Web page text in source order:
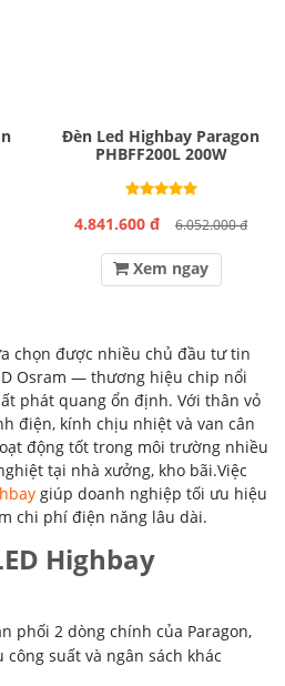
Đèn Led Highbay Paragon
PHBFF200L 200W
4.841.600 đ 6.052.000 đ
Xem ngay
chọn được nhiều chủ đầu tư tin
Osram — thương hiệu chip nổi
phát quang ổn định. Với thân vỏ
điện, kính chịu nhiệt và van cân
động tốt trong môi trường nhiều
tại nhà xưởng, kho bãi.Việc
giúp doanh nghiệp tối ưu hiệu
chi phí điện năng lâu dài.
Highbay
phối 2 dòng chính của Paragon,
suất và ngân sách khác